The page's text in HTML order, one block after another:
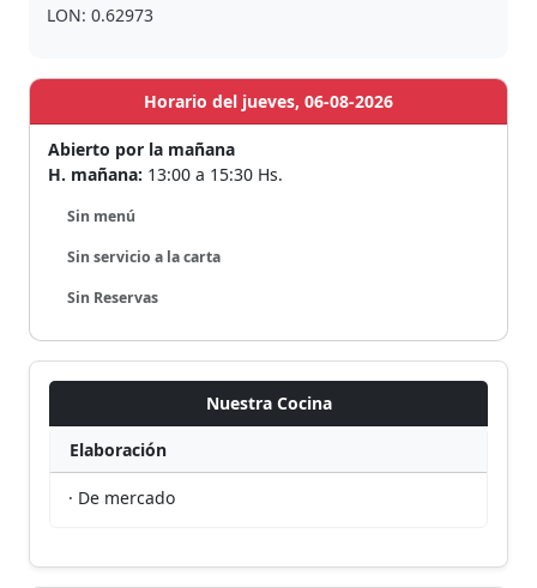
LON: 0.62973
Horario del jueves, 06-08-2026
Abierto por la mañana
H. mañana: 13:00 a 15:30 Hs.
Sin menú
Sin servicio a la carta
Sin Reservas
Nuestra Cocina
Elaboración
· De mercado